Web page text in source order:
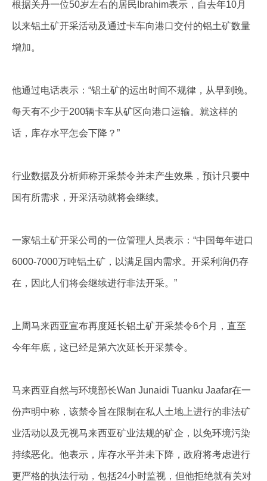
根据关丹一位50岁左右的居民Ibrahim表示，自去年10月
以来铝土矿开采活动及通过卡车向港口交付的铝土矿数量
增加。
他通过电话表示：“铝土矿的运出时间不规律，从早到晚。
每天有不少于200辆卡车从矿区向港口运输。就这样的
话，库存水平怎会下降？”
行业数据及分析师称开采禁令并未产生效果，预计只要中
国有所需求，开采活动就将会继续。
一家铝土矿开采公司的一位管理人员表示：“中国每年进口
6000-7000万吨铝土矿，以满足国内需求。开采利润仍存
在，因此人们将会继续进行非法开采。”
上周马来西亚宣布再度延长铝土矿开采禁令6个月，直至
今年年底，这已经是第六次延长开采禁令。
马来西亚自然与环境部长Wan Junaidi Tuanku Jaafar在一
份声明中称，该禁令旨在限制在私人土地上进行的非法矿
业活动以及无视马来西亚矿业法规的矿企，以免环境污染
持续恶化。他表示，库存水平并未下降，政府将考虑进行
更严格的执法行动，包括24小时监视，但他拒绝就有关对